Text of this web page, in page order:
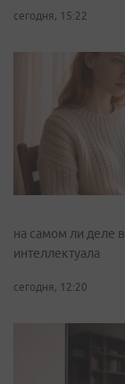
сегодня, 15:22
на самом ли деле
интеллектуала
сегодня, 12:20